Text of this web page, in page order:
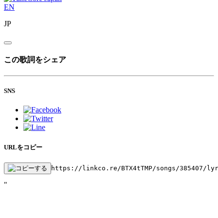
EN
JP
この歌詞をシェア
SNS
URLをコピー
https://linkco.re/BTX4tTMP/songs/385407/
"